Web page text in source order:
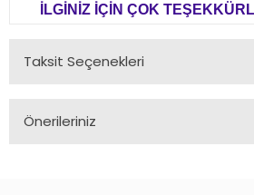
İLGİNİZ İÇİN ÇOK
Taksit Seçenekleri
Önerileriniz